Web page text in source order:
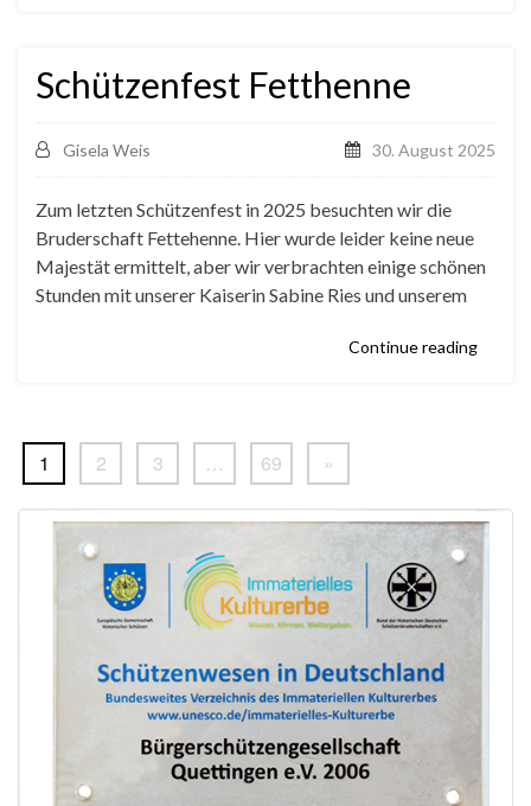
Schützenfest Fetthenne
Gisela Weis 30. August 2025
Zum letzten Schützenfest in 2025 besuchten wir die
Bruderschaft Fettehenne. Hier wurde leider keine neue
Majestät ermittelt, aber wir verbrachten einige schönen
Stunden mit unserer Kaiserin Sabine Ries und unserem
Continue reading
1 2 3 … 69 »